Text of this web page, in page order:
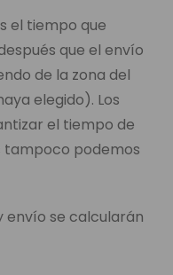
el tiempo que
que el envío
de la zona del
elegido). Los
el tiempo de
podemos
envío se calcularán